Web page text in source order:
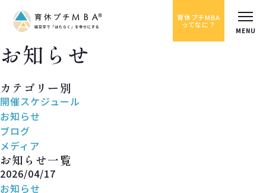
育休プチMBA
ってなに？
お知らせ
カテゴリー別
開催スケジュール
お知らせ
ブログ
メディア
お知らせ一覧
2026/04/17
お知らせ